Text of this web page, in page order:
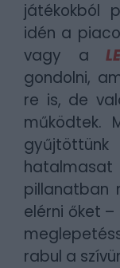
játékokból
idén a
vagy a
gondolni,
re is, de
működtek.
pillanatban
elérni őket
rabul a